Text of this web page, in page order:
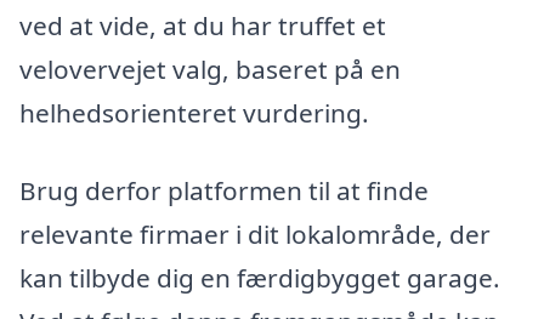
ved at vide, at du har truffet et
velovervejet valg, baseret på en
helhedsorienteret vurdering.
Brug derfor platformen til at finde
relevante firmaer i dit lokalområde, der
kan tilbyde dig en færdigbygget garage.